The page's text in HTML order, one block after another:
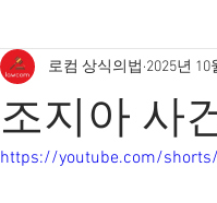
조지아 사
로컴 상식의법 2025년 10
https://youtube.com/